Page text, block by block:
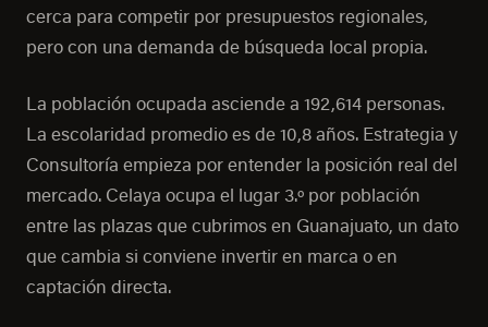
cerca para competir por presupuestos regionales,
pero con una demanda de búsqueda local propia.
La población ocupada asciende a 192,614 personas.
La escolaridad promedio es de 10,8 años. Estrategia y
Consultoría empieza por entender la posición real del
mercado. Celaya ocupa el lugar 3.º por población
entre las plazas que cubrimos en Guanajuato, un dato
que cambia si conviene invertir en marca o en
captación directa.